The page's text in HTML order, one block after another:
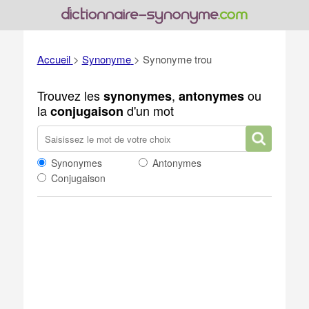
Accueil > Synonyme > Synonyme trou
Trouvez lessynonymes, antonymesou
laconjugaison d'un mot
Synonymes
Antonymes
Conjugaison